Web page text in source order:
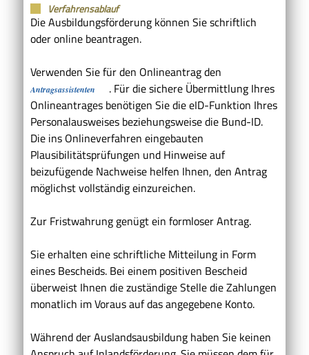
Verfahrensablauf
Die Ausbildungsförderung können Sie schriftlich
oder online beantragen.
Verwenden Sie für den Onlineantrag den
Antragsassistenten
. Für die sichere Übermittlung Ihres
Onlineantrages benötigen Sie die eID-Funktion Ihres
Personalausweises beziehungsweise die Bund-ID.
Die ins Onlineverfahren eingebauten
Plausibilitätsprüfungen und Hinweise auf
beizufügende Nachweise helfen Ihnen, den Antrag
möglichst vollständig einzureichen.
Zur Fristwahrung genügt ein formloser Antrag.
Sie erhalten eine schriftliche Mitteilung in Form
eines Bescheids. Bei einem positiven Bescheid
überweist Ihnen die zuständige Stelle die Zahlungen
monatlich im Voraus auf das angegebene Konto.
Während der Auslandsausbildung haben Sie keinen